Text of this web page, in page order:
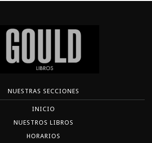
NUESTRAS SECCIONES
INICIO
NUESTROS LIBROS
HORARIOS